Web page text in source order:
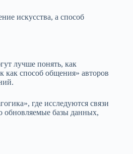
искусства, а способ
лучше понять, как
как способ общения» авторов
где исследуются связи
обновляемые базы данных,